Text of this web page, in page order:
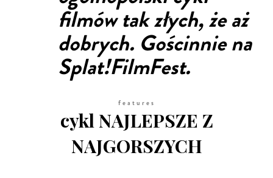
filmów tak złych, że aż
dobrych. Gościnnie na
Splat!FilmFest.
features
cykl NAJLEPSZE Z
NAJGORSZYCH